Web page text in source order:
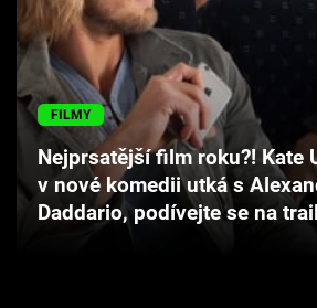
Seriály
Hry
Cool Esport
Pořady
TV Program
FILMY
Nejprsatější film roku?! Kate
v nové komedii utká s
Daddario, podívejte se na